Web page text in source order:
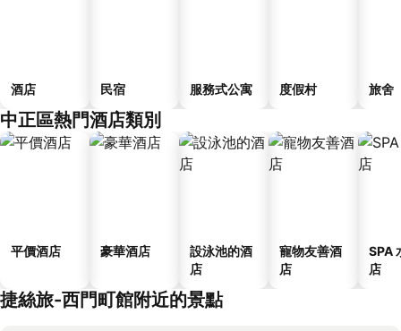
酒店 民宿 服務式公寓 度假村 旅舍
中正區熱門酒店類別
平價酒店 豪華酒店
設泳池的酒
店
寵物友善酒
店
SPA
店
捷絲旅-西門町館附近的景點